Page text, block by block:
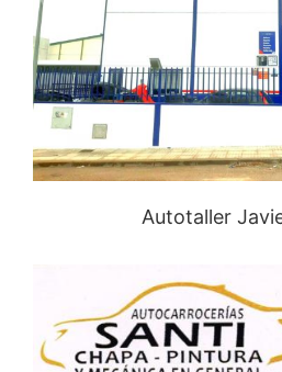
Autotaller